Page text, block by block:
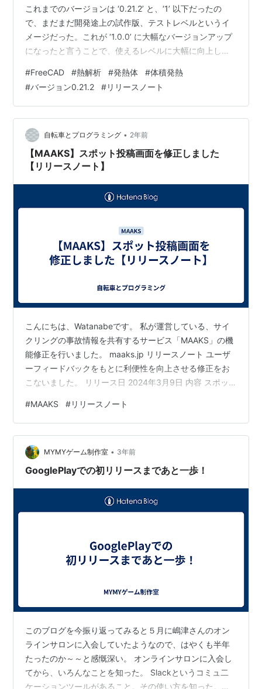
これまでのバージョンは ‘0.21.2’ と、‘1’ 以下だったの
で、まだまだ開発途上の試作版、テストレベルというイ
メージだった。これが ‘1.0.0’ に大幅なバージョンアップ
になったと言うことで、使えるレベルに大幅に向上した
#FreeCAD #熱解析 #発熱体 #体積発熱
#バージョン0.21.2 #リリースノート
自転車とプログラミング • 2年前
【MAAKS】スポット投稿画面を修正しました
【リリースノート】
こんにちは、Watanabeです。 私が運営している、サイ
クリングの事故情報を共有するサービス「MAAKS」の機
能修正を行いました。 maaks.jp リリースノート ユーザ
ーフィードバックをもとに利便性を向上させる修正をお
こないました。 リリース日 2024年3月9日 内容 スポッ
をおこない、スポットを投稿しやすくなりました。 ビフ
ォー アフター
#MAAKS #リリースノート
MYMYゲーム制作室 • 3年前
GooglePlayでの初リリースまであと一歩！
このブログを今振り返ってみると５月に嶋津さんのオン
ラインサロンに入会していたようなので、はやくも半年
たったのか～～と感慨深い。 オンラインサロンに入会し
てから、いろんなことを知った。 Slackというコミュ二
ケーションツールがあること。その使い方を知った。